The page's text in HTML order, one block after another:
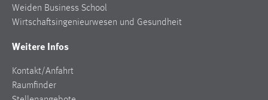
Weiden Business School
Wirtschaftsingenieurwesen und Gesundheit
Weitere Infos
Kontakt/Anfahrt
Raumfinder